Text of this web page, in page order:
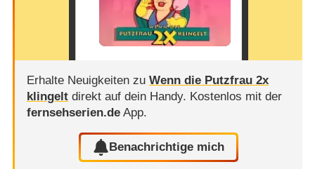
Erhalte Neuigkeiten zu Wenn die Putzfrau 2x
klingeltdirekt auf dein Handy. Kostenlos mit der
fernsehserien.deApp.
Benachrichtige mich